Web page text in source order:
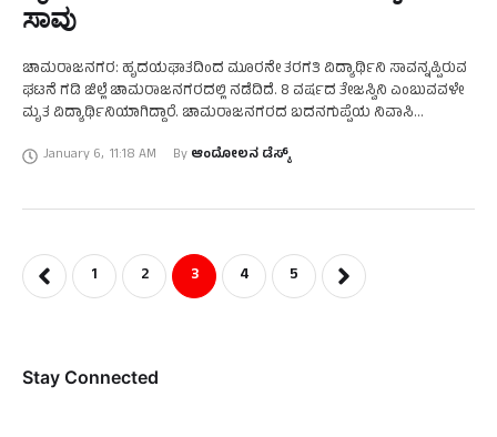
ಸಾವು
ಚಾಮರಾಜನಗರ: ಹೃದಯಘಾತದಿಂದ ಮೂರನೇ ತರಗತಿ ವಿದ್ಯಾರ್ಥಿನಿ ಸಾವನ್ನಪ್ಪಿರುವ
ಘಟನೆ ಗಡಿ ಜಿಲ್ಲೆ ಚಾಮರಾಜನಗರದಲ್ಲಿ ನಡೆದಿದೆ. 8 ವರ್ಷದ ತೇಜಸ್ವಿನಿ ಎಂಬುವವಳೇ
ಮೃತ ವಿದ್ಯಾರ್ಥಿನಿಯಾಗಿದ್ದಾರೆ. ಚಾಮರಾಜನಗರದ ಬದನಗುಪ್ಪೆಯ ನಿವಾಸಿ
January 6, 11:18 AM By ಆಂದೋಲನ ಡೆಸ್ಕ್
1 2 3 4 5
Stay Connected​